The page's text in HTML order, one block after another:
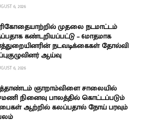
6, 2026
முதலை நடமாட்டம்
கண்டறியப்பட்டு – 6மாதமாக
நடவடிக்கைகள் தோல்வி
ஆய்வு
6, 2026
ஞாறாம்விளை சாலையில்
நினைவு பாலத்தில் கொட்டப்படும்
ஆற்றில் கலப்பதால் நோய் பரவும்